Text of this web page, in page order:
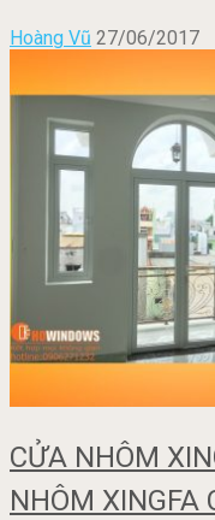
Hoàng Vũ 27/06/2017
CỬA NHÔM
NHÔM XINGFA